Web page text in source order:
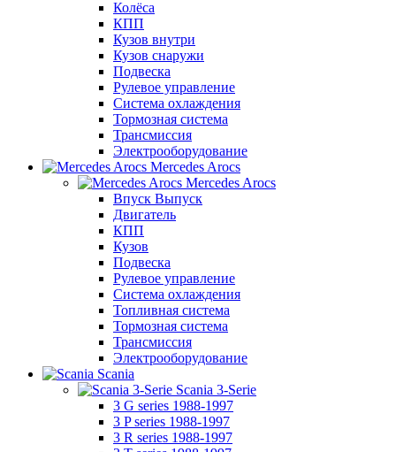
Колёса
КПП
Кузов внутри
Кузов снаружи
Подвеска
Рулевое управление
Система охлаждения
Тормозная система
Трансмиссия
Электрооборудование
Mercedes Arocs
Mercedes Arocs
Впуск Выпуск
Двигатель
КПП
Кузов
Подвеска
Рулевое управление
Система охлаждения
Топливная система
Тормозная система
Трансмиссия
Электрооборудование
Scania
Scania 3-Serie
3 G series 1988-1997
3 P series 1988-1997
3 R series 1988-1997